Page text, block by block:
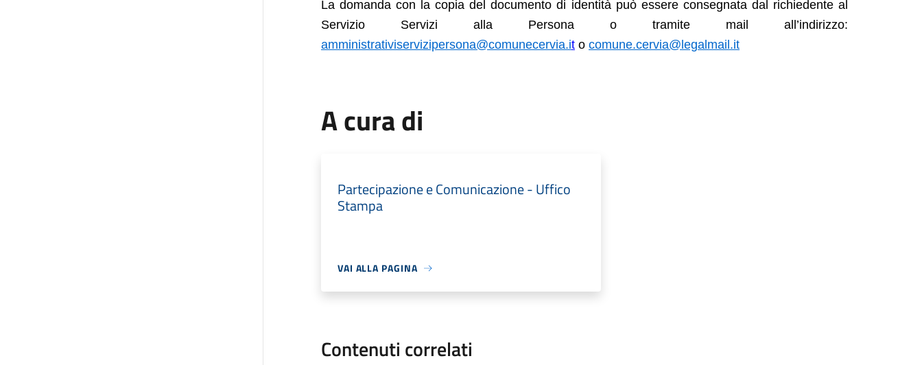
La domanda con la copia del documento di identità può essere consegnata dal richiedente al
Servizio Servizi alla Persona o tramite mail all’indirizzo:
amministrativiservizipersona@comunecervia.it o comune.cervia@legalmail.it
A cura di
Partecipazione e Comunicazione - Uffico
Stampa
VAI ALLA PAGINA
Contenuti correlati